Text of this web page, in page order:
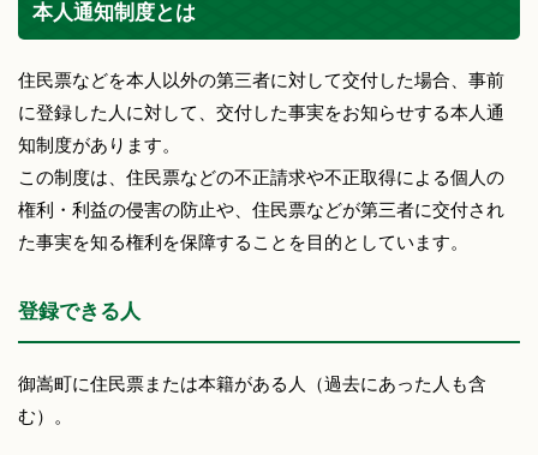
本人通知制度とは
住民票などを本人以外の第三者に対して交付した場合、事前
に登録した人に対して、交付した事実をお知らせする本人通
知制度があります。
この制度は、住民票などの不正請求や不正取得による個人の
権利・利益の侵害の防止や、住民票などが第三者に交付され
た事実を知る権利を保障することを目的としています。
登録できる人
御嵩町に住民票または本籍がある人（過去にあった人も含
む）。